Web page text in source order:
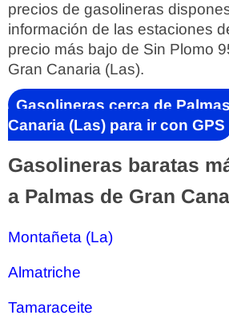
precios de gasolineras
información de las estaciones
precio más bajo de Sin Plomo
Gran Canaria (Las).
Gasolineras cerca de
Canaria (Las) para ir con GPS
Gasolineras baratas
a Palmas de Gran
Montañeta (La)
Almatriche
Tamaraceite